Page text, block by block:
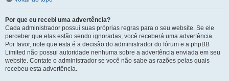
Por que eu recebi uma advertência?
Cada administrador possui suas próprias regras para o seu website. Se ele
perceber que elas estão sendo ignoradas, você receberá uma advertência.
Por favor, note que esta é a decisão do administrador do fórum e a phpBB
Limited não possui autoridade nenhuma sobre a advertência enviada em seu
website. Contate o administrador se você não sabe as razões pelas quais
recebeu esta advertência.